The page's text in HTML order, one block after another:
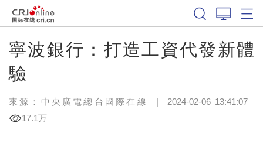
寧波銀行：打造工資代發新體
驗
來源：中央廣電總台國際在線 | 2024-02-06 13:41:07
17.1万